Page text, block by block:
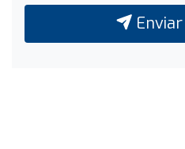
Enviar